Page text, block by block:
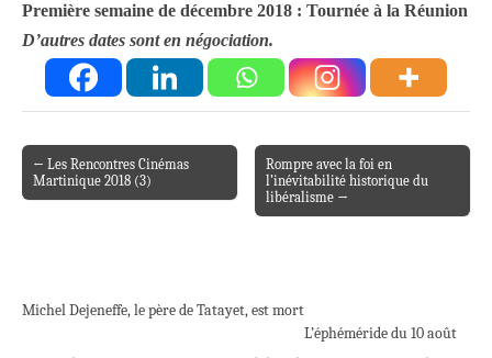
Première semaine de décembre 2018 : Tournée à la Réunion
D’autres dates sont en négociation.
Post navigation
← Les Rencontres Cinémas
Martinique 2018 (3)
Rompre avec la foi en
l’inévitabilité historique du
libéralisme →
Michel Dejeneffe, le père de Tatayet, est mort
L’éphéméride du 10 août